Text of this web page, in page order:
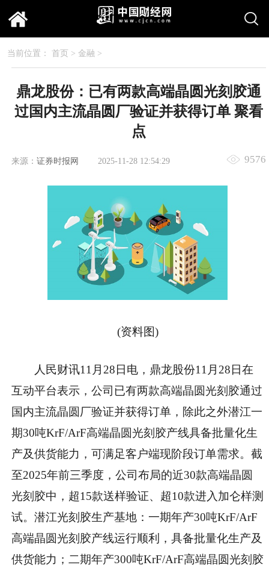
当前位置： 首页 > 金融 >
鼎龙股份：已有两款高端晶圆光刻胶通
过国内主流晶圆厂验证并获得订单 聚看
点
来源： 证券时报网 2025-11-28 12:54:29 9576
(资料图)
人民财讯11月28日电，鼎龙股份11月28日在
互动平台表示，公司已有两款高端晶圆光刻胶通过
国内主流晶圆厂验证并获得订单，除此之外潜江一
期30吨KrF/ArF高端晶圆光刻胶产线具备批量化生
产及供货能力，可满足客户端现阶段订单需求。截
至2025年前三季度，公司布局的近30款高端晶圆
光刻胶中，超15款送样验证、超10款进入加仑样测
试。潜江光刻胶生产基地：一期年产30吨KrF/ArF
高端晶圆光刻胶产线运行顺利，具备批量化生产及
供货能力；二期年产300吨KrF/ArF高端晶圆光刻胶